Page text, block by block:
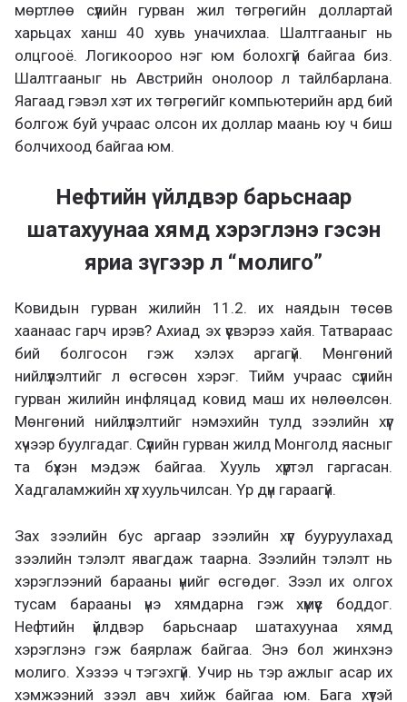
мөртлөө сүүлийн гурван жил төгрөгийн доллартай
харьцах ханш 40 хувь уначихлаа. Шалтгааныг нь
олцгооё. Логикоороо нэг юм болохгүй байгаа биз.
Шалтгааныг нь Австрийн онолоор л тайлбарлана.
Яагаад гэвэл хэт их төгрөгийг компьютерийн ард бий
болгож буй учраас олсон их доллар маань юу ч биш
болчихоод байгаа юм.
Нефтийн үйлдвэр барьснаар
шатахуунаа хямд хэрэглэнэ гэсэн
яриа зүгээр л “молиго”
Ковидын гурван жилийн 11.2. их наядын төсөв
хаанаас гарч ирэв? Ахиад эх үүсвэрээ хайя. Татвараас
бий болгосон гэж хэлэх аргагүй. Мөнгөний
нийлүүлэлтийг л өсгөсөн хэрэг. Тийм учраас сүүлийн
гурван жилийн инфляцад ковид маш их нөлөөлсөн.
Мөнгөний нийлүүлэлтийг нэмэхийн тулд зээлийн хүүг
хүчээр буулгадаг. Сүүлийн гурван жилд Монголд яасныг
та бүхэн мэдэж байгаа. Хууль хүртэл гаргасан.
Хадгаламжийн хүүг хуульчилсан. Үр дүн гараагүй.
Зах зээлийн бус аргаар зээлийн хүүг бууруулахад
зээлийн тэлэлт явагдаж таарна. Зээлийн тэлэлт нь
хэрэглээний барааны үнийг өсгөдөг. Зээл их олгох
тусам барааны үнэ хямдарна гэж хүмүүс боддог.
Нефтийн үйлдвэр барьснаар шатахуунаа хямд
хэрэглэнэ гэж баярлаж байгаа. Энэ бол жинхэнэ
молиго. Хэзээ ч тэгэхгүй. Учир нь тэр ажлыг асар их
хэмжээний зээл авч хийж байгаа юм. Бага хүүтэй